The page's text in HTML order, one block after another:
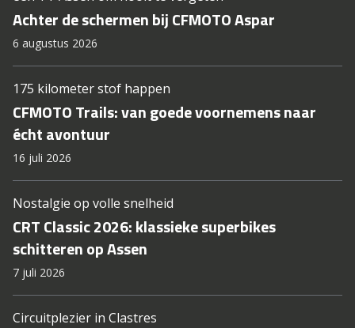
Achter de schermen bij CFMOTO Aspar
6 augustus 2026
175 kilometer stof happen
CFMOTO Trails: van goede voornemens naar
écht avontuur
16 juli 2026
Nostalgie op volle snelheid
CRT Classic 2026: klassieke superbikes
schitteren op Assen
7 juli 2026
Circuitplezier in Clastres